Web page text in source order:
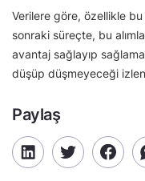
Verilere göre, özellikle
sonraki süreçte, bu
avantaj sağlayıp
düşüp düşmeyeceği
Paylaş